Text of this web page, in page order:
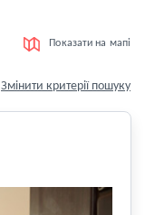
Показати на мапі
Змінити критерії пошуку